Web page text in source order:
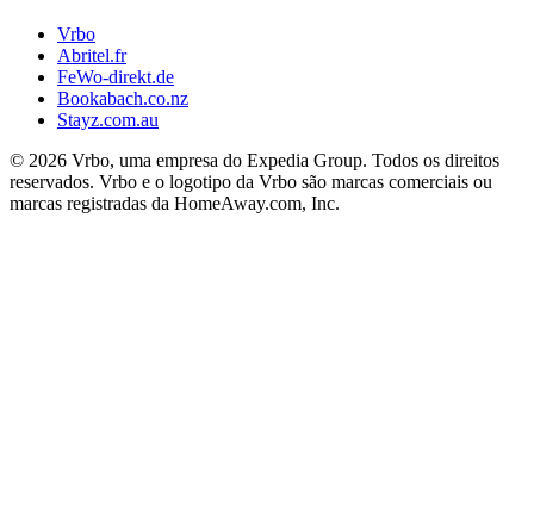
Vrbo
Abritel.fr
FeWo-direkt.de
Bookabach.co.nz
Stayz.com.au
© 2026 Vrbo, uma empresa do Expedia Group. Todos os direitos
reservados. Vrbo e o logotipo da Vrbo são marcas comerciais ou
marcas registradas da HomeAway.com, Inc.